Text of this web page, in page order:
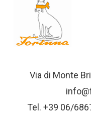
Via di Monte
Tel. +39 06/